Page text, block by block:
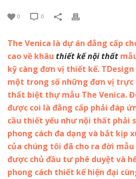
0 0
The Venica là dự án đẳng cấp
cao về khâu thiết kế nội thất
kỹ càng đơn vị thiết kế.
một trong số những đơn vị
thất biệt thự mẫu The Venica.
được coi là đẳng cấp phải đáp
cầu thiết yếu như nội thất phải
phong cách đa dạng và bắt kịp
của chúng tôi đã cho ra đời
được chủ đầu tư phê duyệt và
phong cách thiết kế hiện đại